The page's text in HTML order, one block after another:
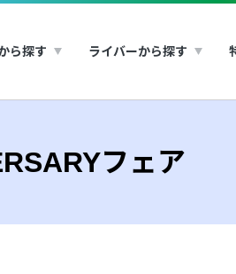
ら探す ライバーから探す
フェア